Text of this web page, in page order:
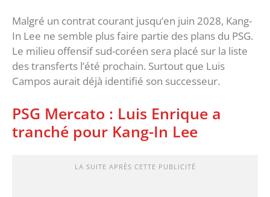
Malgré un contrat courant jusqu’en juin 2028, Kang-
In Lee ne semble plus faire partie des plans du PSG.
Le milieu offensif sud-coréen sera placé sur la liste
des transferts l’été prochain. Surtout que Luis
Campos aurait déjà identifié son successeur.
PSG Mercato : Luis Enrique a
tranché pour Kang-In Lee
LA SUITE APRÈS CETTE PUBLICITÉ